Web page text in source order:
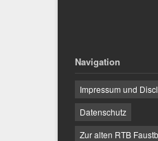
Navigation
Impressum und
Datenschutz
Zur alten RTB